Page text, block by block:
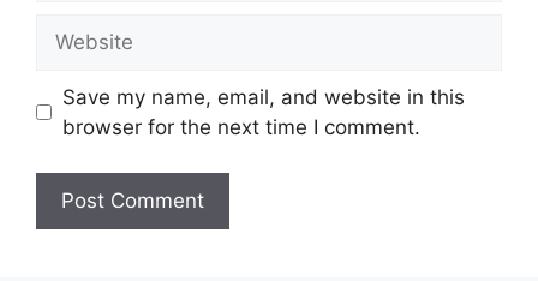
Save my name, email, and website in this
browser for the next time I comment.